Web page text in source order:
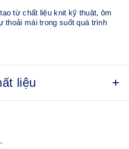
từ chất liệu knit kỹ thuật, ôm
thoải mái trong suốt quá trình
liệu
khí giúp giảm nhu cầu sử